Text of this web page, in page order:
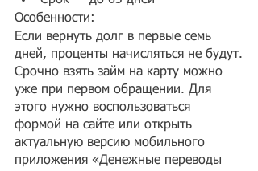
Особенности:
Если вернуть долг в первые семь
дней, проценты начисляться не будут.
Срочно взять займ на карту можно
уже при первом обращении. Для
этого нужно воспользоваться
формой на сайте или открыть
актуальную версию мобильного
приложения «Денежные переводы